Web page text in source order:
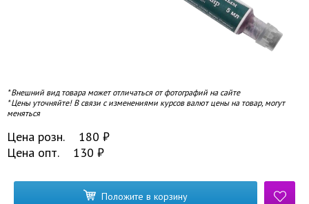
* Внешний вид товара может отличаться от фотографий на сайте
* Цены уточняйте! В связи с изменениями курсов валют цены на товар, могут
меняться
Цена розн. 180 ₽
Цена опт.
130 ₽
Положите в корзину